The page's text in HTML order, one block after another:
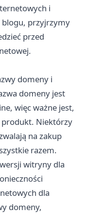
i
blogu, przyjrzymy
przed
domeny i
domeny jest
więc ważne jest,
produkt. Niektórzy
na zakup
razem.
witryny dla
dla
domeny,